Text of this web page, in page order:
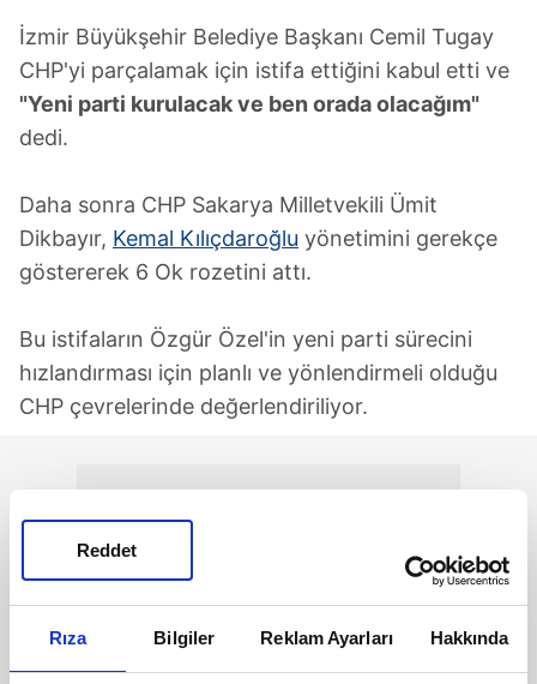
Rıza Bilgiler Reklam Ayarları Hakkında
Reddet
İzmir Büyükşehir Belediye Başkanı Cemil Tugay
CHP'yi parçalamak için istifa ettiğini kabul etti ve
"Yeni parti kurulacak ve ben orada olacağım"
dedi.
Daha sonra CHP Sakarya Milletvekili Ümit
Dikbayır, Kemal Kılıçdaroğlu yönetimini gerekçe
göstererek 6 Ok rozetini attı.
Bu istifaların Özgür Özel'in yeni parti sürecini
hızlandırması için planlı ve yönlendirmeli olduğu
CHP çevrelerinde değerlendiriliyor.